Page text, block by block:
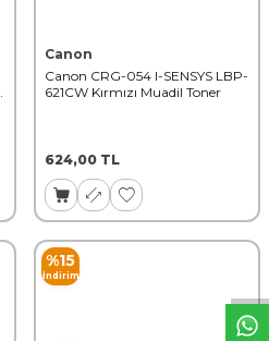
W
h
t
s
a
p
p
D
e
s
t
e
H
a
t
t
Canon
Canon CRG-054 I-SENSYS LBP-
621CW Kırmızı Muadil Toner
624,00 TL
%15
İndirim